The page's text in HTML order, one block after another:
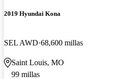
2019 Hyundai Kona
SEL AWD 68,600 millas
Saint Louis, MO
99 millas